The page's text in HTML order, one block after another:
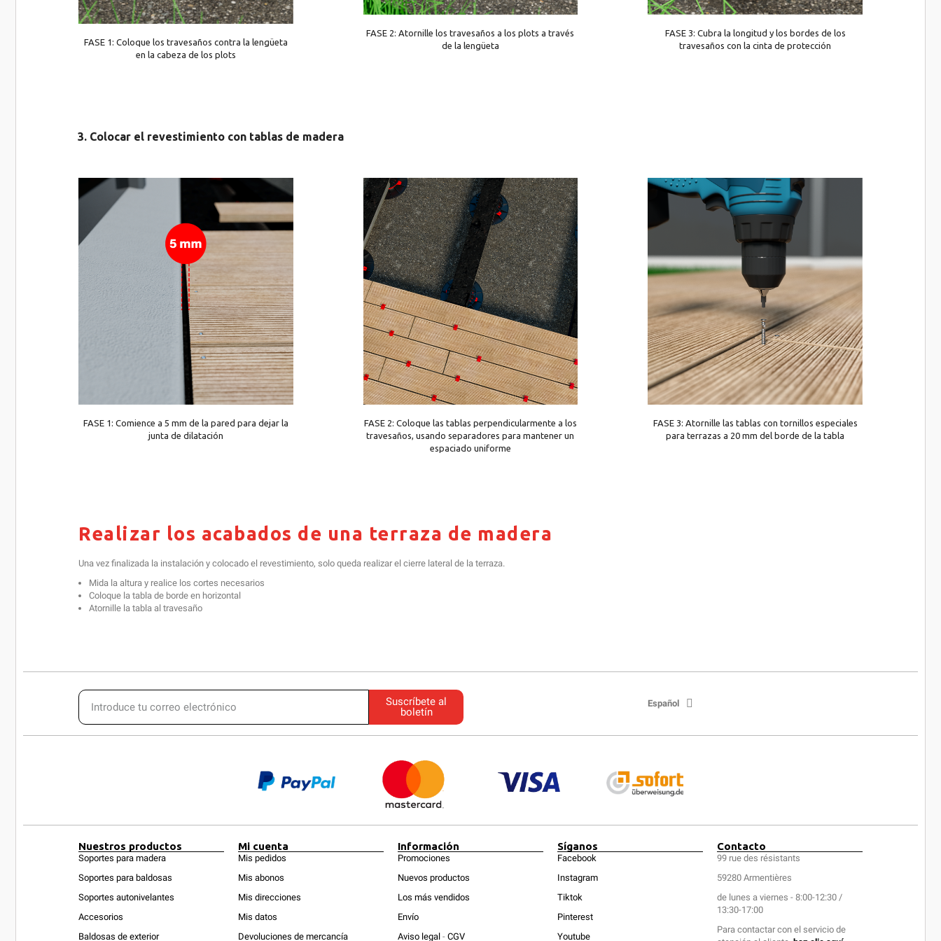
FASE 1: Coloque los travesaños contra la lengüeta
en la cabeza de los plots
FASE 2: Atornille los travesaños a los plots a través
de la lengüeta
FASE 3: Cubra la longitud y los bordes de los
travesaños con la cinta de protección
3. Colocar el revestimiento con tablas de madera
FASE 1: Comience a 5 mm de la pared para dejar la
junta de dilatación
FASE 2: Coloque las tablas perpendicularmente a los
travesaños, usando separadores para mantener un
espaciado uniforme
FASE 3: Atornille las tablas con tornillos especiales
para terrazas a 20 mm del borde de la tabla
Realizar los acabados de una terraza de madera
Una vez finalizada la instalación y colocado el revestimiento, solo queda realizar el cierre lateral de la terraza.
Mida la altura y realice los cortes necesarios
Coloque la tabla de borde en horizontal
Atornille la tabla al travesaño
Suscríbete al
boletín
Español
Nuestros productos
Soportes para madera
Soportes para baldosas
Soportes autonivelantes
Accesorios
Baldosas de exterior
Mi cuenta
Mis pedidos
Mis abonos
Mis direcciones
Mis datos
Devoluciones de mercancía
Información
Promociones
Nuevos productos
Los más vendidos
Envío
Aviso legal - CGV
Síganos
Facebook
Instagram
Tiktok
Pinterest
Youtube
Contacto
99 rue des résistants
59280 Armentières
de lunes a viernes - 8:00-12:30 /
13:30-17:00
Para contactar con el servicio de